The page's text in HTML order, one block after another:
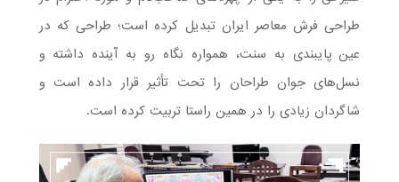
طراحی فرش معاصر ایران تبدیل کرده است؛ طراحى که در
عین پایبندی به سنت، همواره نگاه رو به آینده داشته و
نسل‌های جوان طراحان را تحت تأثیر قرار داده است و
شاگردان زیادی را در همین راستا تربیت کرده است.